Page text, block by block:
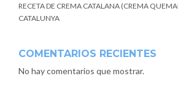
RECETA DE CREMA CATALANA (CREMA
CATALUNYA
COMENTARIOS RECIENTES
No hay comentarios que mostrar.